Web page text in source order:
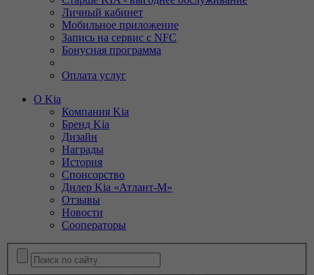
Личный кабинет
Мобильное приложение
Запись на сервис с NFC
Бонусная программа
Оплата услуг
О Kia
Компания Kia
Бренд Kia
Дизайн
Награды
История
Спонсорство
Дилер Kia «Атлант-М»
Отзывы
Новости
Сооператоры